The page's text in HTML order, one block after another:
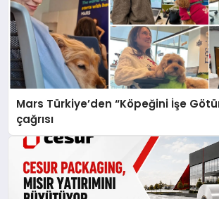
Mars Türkiye’den “Köpeğini İşe
çağrısı